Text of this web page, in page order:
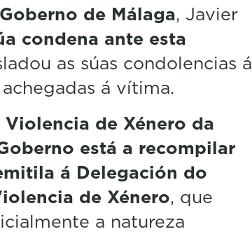
de Málaga, Javier
condena ante esta
as súas condolencias á
á vítima.
de Xénero da
está a recompilar
á Delegación do
de Xénero, que
a natureza